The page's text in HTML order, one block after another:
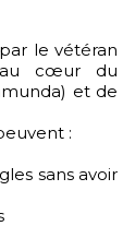
le vétéran
cœur du
et de
:
sans avoir